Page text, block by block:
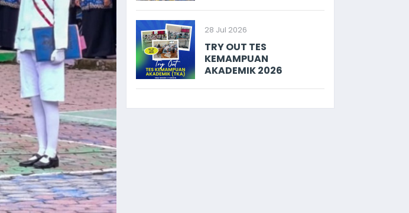
28 Jul 2026
TRY OUT TES
KEMAMPUAN
AKADEMIK 2026